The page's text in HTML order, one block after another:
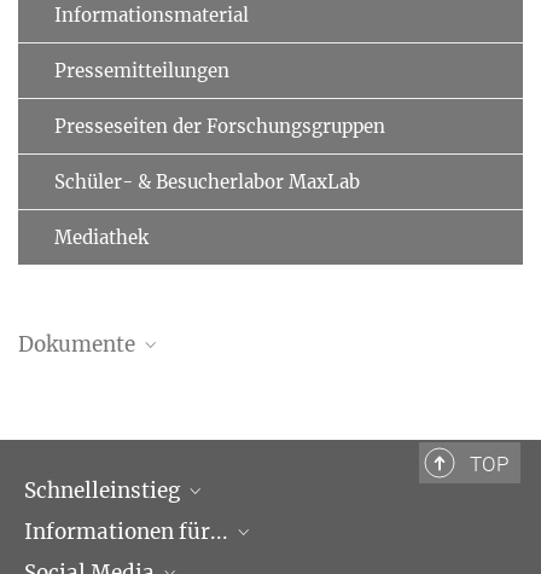
Informationsmaterial
Pressemitteilungen
Presseseiten der Forschungsgruppen
Schüler- & Besucherlabor MaxLab
Mediathek
Dokumente
TOP
Schnelleinstieg
Forschungsgruppen
Informationen für...